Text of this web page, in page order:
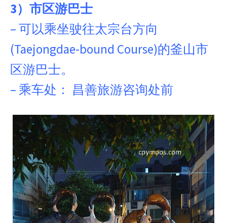
3）市区游巴士
– 可以乘坐驶往太宗台方向
(Taejongdae-bound Course)的釜山市
区游巴士。
– 乘车处： 昌善旅游咨询处前